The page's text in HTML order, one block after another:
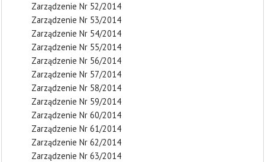
Zarządzenie Nr 52/2014
Zarządzenie Nr 53/2014
Zarządzenie Nr 54/2014
Zarządzenie Nr 55/2014
Zarządzenie Nr 56/2014
Zarządzenie Nr 57/2014
Zarządzenie Nr 58/2014
Zarządzenie Nr 59/2014
Zarządzenie Nr 60/2014
Zarządzenie Nr 61/2014
Zarządzenie Nr 62/2014
Zarządzenie Nr 63/2014